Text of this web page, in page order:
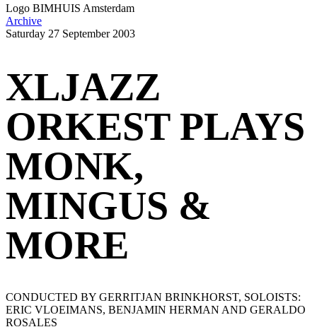
Logo BIMHUIS Amsterdam
Archive
Saturday 27 September 2003
XLJAZZ
ORKEST PLAYS
MONK,
MINGUS &
MORE
CONDUCTED BY GERRITJAN BRINKHORST, SOLOISTS:
ERIC VLOEIMANS, BENJAMIN HERMAN AND GERALDO
ROSALES